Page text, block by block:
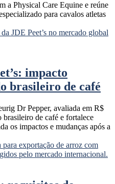
a Physical Care Equine e reúne
para cavalos atletas
impacto
brasileiro de café
Dr Pepper, avaliada em R$
de café e fortalece
os impactos e mudanças após a